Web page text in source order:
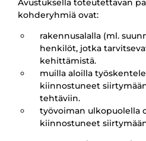
Avustuksella toteutettavan
kohderyhmiä ovat:
rakennusalalla (ml.
henkilöt, jotka
kehittämistä.
muilla aloilla
kiinnostuneet
tehtäviin.
työvoiman ulkopuolella
kiinnostuneet